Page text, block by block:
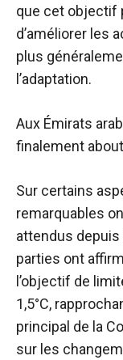
que cet objectif
d’améliorer les
plus
l’adaptation.
Aux Émirats
finalement
Sur certains
remarquables
attendus depuis
parties ont
l’objectif de
1,5°C,
principal de la
sur les